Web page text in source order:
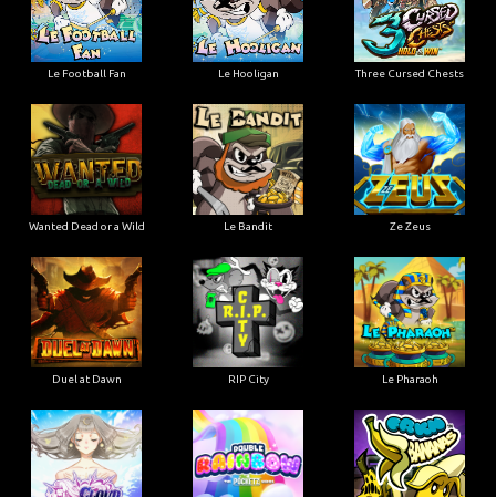
Le Football Fan Le Hooligan Three Cursed Chests
Wanted Dead or a Wild Le Bandit Ze Zeus
Duel at Dawn RIP City Le Pharaoh